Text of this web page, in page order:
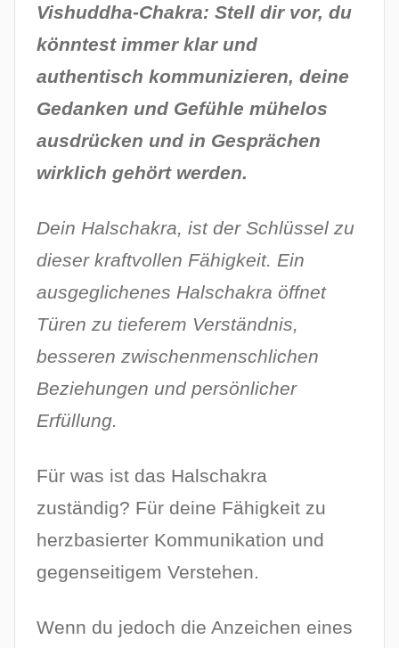
n
t
c
h
a
8
.
n
i
2
2
Vishuddha-Chakra: Stell dir vor, du
könntest immer klar und
authentisch kommunizieren, deine
Gedanken und Gefühle mühelos
ausdrücken und in Gesprächen
wirklich gehört werden.
Dein Halschakra, ist der Schlüssel zu
dieser kraftvollen Fähigkeit. Ein
ausgeglichenes Halschakra öffnet
Türen zu tieferem Verständnis,
besseren zwischenmenschlichen
Beziehungen und persönlicher
Erfüllung.
Für was ist das Halschakra
zuständig? Für deine Fähigkeit zu
herzbasierter Kommunikation und
gegenseitigem Verstehen.
Wenn du jedoch die Anzeichen eines